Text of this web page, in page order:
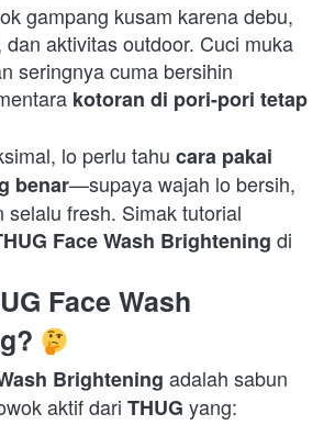
gampang kusam karena debu,
aktivitas outdoor. Cuci muka
seringnya cuma bersihin
kotoran di pori-pori tetap
lo perlu tahu cara pakai
benar—supaya wajah lo bersih,
selalu fresh. Simak tutorial
Face Wash Brightening di
Face Wash
Brightening adalah sabun
aktif dari THUG